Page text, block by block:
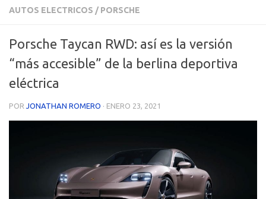
AUTOS ELECTRICOS / PORSCHE
Porsche Taycan RWD: así es la versión
“más accesible” de la berlina deportiva
eléctrica
POR JONATHAN ROMERO · ENERO 23, 2021